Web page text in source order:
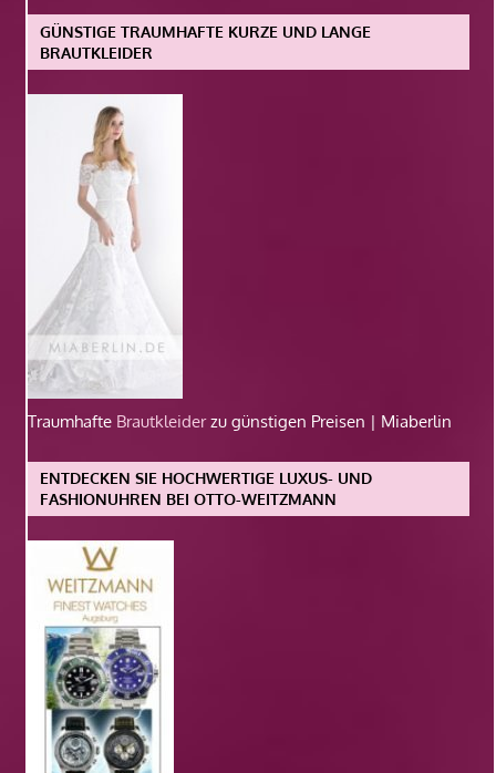
GÜNSTIGE TRAUMHAFTE KURZE UND LANGE
BRAUTKLEIDER
Traumhafte Brautkleiderzu günstigen Preisen | Miaberlin
ENTDECKEN SIE HOCHWERTIGE LUXUS- UND
FASHIONUHREN BEI OTTO-WEITZMANN